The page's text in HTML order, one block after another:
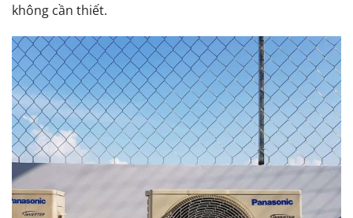
không cần thiết.